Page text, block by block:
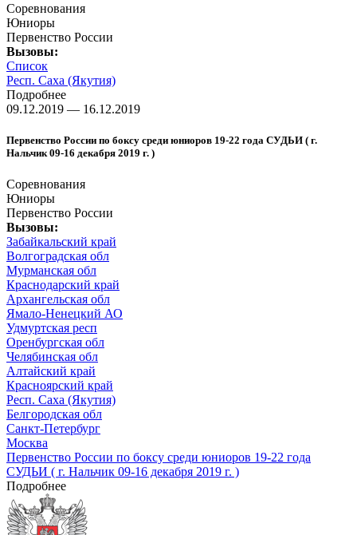
Соревнования
Юниоры
Первенство России
Вызовы:
Список
Респ. Саха (Якутия)
Подробнее
09.12.2019 — 16.12.2019
Первенство России по боксу среди юниоров 19-22 года СУДЬИ ( г.
Нальчик 09-16 декабря 2019 г. )
Соревнования
Юниоры
Первенство России
Вызовы:
Забайкальский край
Волгоградская обл
Мурманская обл
Краснодарский край
Архангельская обл
Ямало-Ненецкий АО
Удмуртская респ
Оренбургская обл
Челябинская обл
Алтайский край
Красноярский край
Респ. Саха (Якутия)
Белгородская обл
Санкт-Петербург
Москва
Первенство России по боксу среди юниоров 19-22 года
СУДЬИ ( г. Нальчик 09-16 декабря 2019 г. )
Подробнее